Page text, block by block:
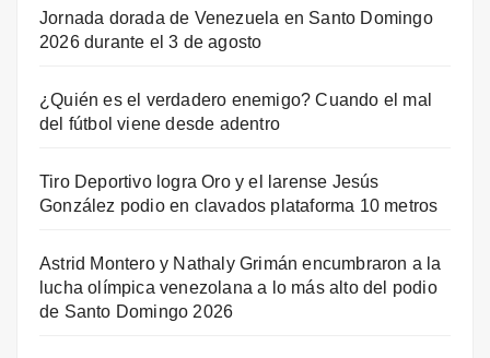
Jornada dorada de Venezuela en Santo Domingo
2026 durante el 3 de agosto
¿Quién es el verdadero enemigo? Cuando el mal
del fútbol viene desde adentro
Tiro Deportivo logra Oro y el larense Jesús
González podio en clavados plataforma 10 metros
Astrid Montero y Nathaly Grimán encumbraron a la
lucha olímpica venezolana a lo más alto del podio
de Santo Domingo 2026